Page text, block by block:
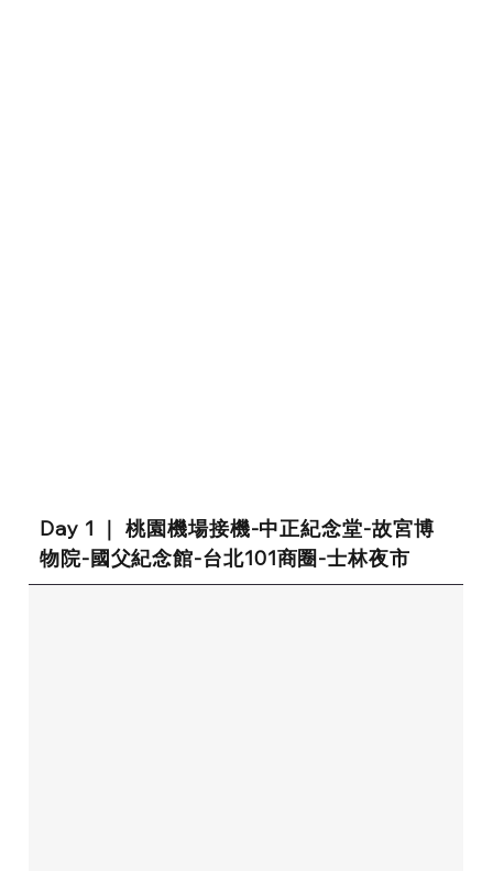
Day 1 ｜ 桃園機場接機-中正紀念堂-故宮博
物院-國父紀念館-台北101商圈-士林夜市